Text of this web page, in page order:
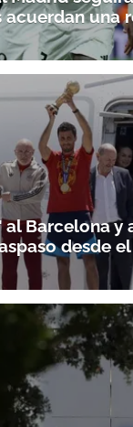
acuerdan una
al Barcelona y
desde